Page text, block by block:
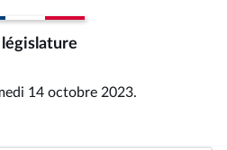
législature
14 octobre 2023.